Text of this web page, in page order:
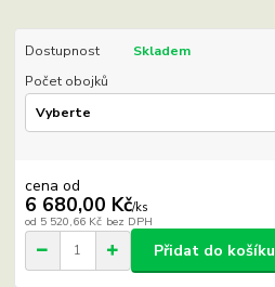
Dostupnost
Skladem
Počet obojků
cena od
6 680,00 Kč/ks
od 5 520,66 Kč bez DPH
Přidat do košíku